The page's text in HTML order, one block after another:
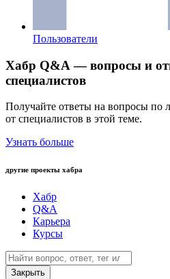
Пользователи
Хабр Q&A — вопросы и
специалистов
Получайте ответы на вопросы по
от специалистов в этой теме.
Узнать больше
другие проекты хабра
Хабр
Q&A
Карьера
Курсы
Закрыть